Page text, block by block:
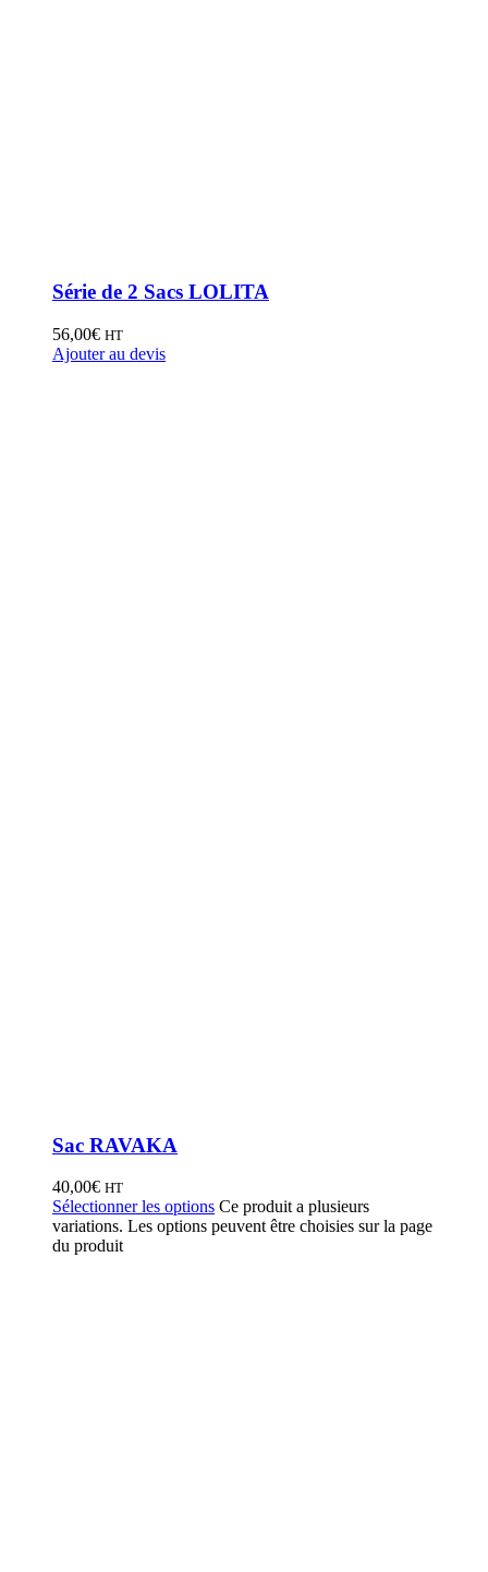
Série de 2 Sacs LOLITA
56,00€ HT
Ajouter au devis
Sac RAVAKA
40,00€ HT
Sélectionner les options Ce produit a plusieurs
variations. Les options peuvent être choisies sur la page
du produit